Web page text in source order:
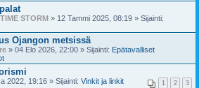
STORM » 12 Tammi 2025, 08:19 » Sijainti:
Ojangon metsissä
» 04 Elo 2026, 22:00 » Sijainti: Epätavalliset
1 2 3
2022, 19:16 » Sijainti: Vinkit ja linkit